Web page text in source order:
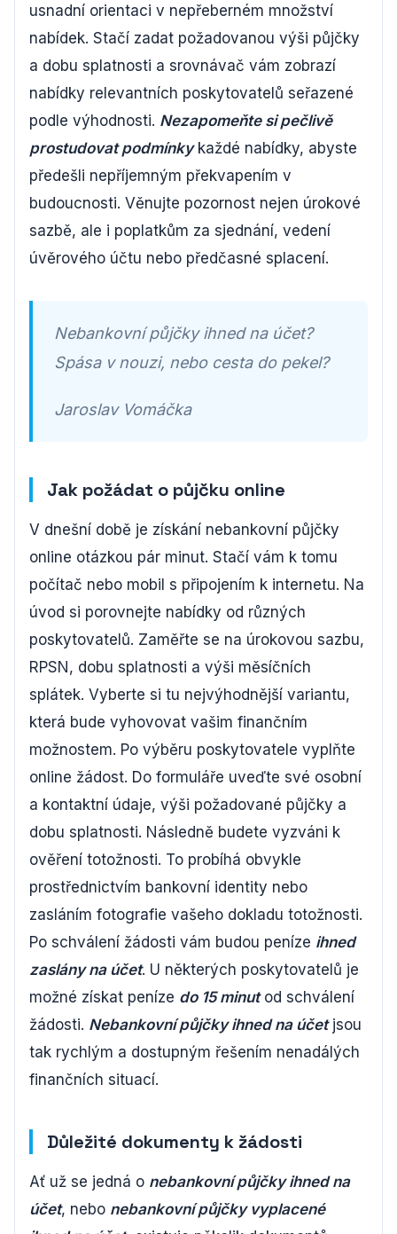
usnadní orientaci v nepřeberném množství
nabídek. Stačí zadat požadovanou výši půjčky
a dobu splatnosti a srovnávač vám zobrazí
nabídky relevantních poskytovatelů seřazené
podle výhodnosti. Nezapomeňte si pečlivě
prostudovat podmínkykaždé nabídky, abyste
předešli nepříjemným překvapením v
budoucnosti. Věnujte pozornost nejen úrokové
sazbě, ale i poplatkům za sjednání, vedení
úvěrového účtu nebo předčasné splacení.
Nebankovní půjčky ihned na účet?
Spása v nouzi, nebo cesta do pekel?
Jaroslav Vomáčka
Jak požádat o půjčku online
V dnešní době je získání nebankovní půjčky
online otázkou pár minut. Stačí vám k tomu
počítač nebo mobil s připojením k internetu. Na
úvod si porovnejte nabídky od různých
poskytovatelů. Zaměřte se na úrokovou sazbu,
RPSN, dobu splatnosti a výši měsíčních
splátek. Vyberte si tu nejvýhodnější variantu,
která bude vyhovovat vašim finančním
možnostem. Po výběru poskytovatele vyplňte
online žádost. Do formuláře uveďte své osobní
a kontaktní údaje, výši požadované půjčky a
dobu splatnosti. Následně budete vyzváni k
ověření totožnosti. To probíhá obvykle
prostřednictvím bankovní identity nebo
zasláním fotografie vašeho dokladu totožnosti.
Po schválení žádosti vám budou peníze ihned
zaslány na účet. U některých poskytovatelů je
možné získat peníze do 15 minutod schválení
žádosti. Nebankovní půjčky ihned na účetjsou
tak rychlým a dostupným řešením nenadálých
finančních situací.
Důležité dokumenty k žádosti
Ať už se jedná o nebankovní půjčky ihned na
účet, nebo nebankovní půjčky vyplacené